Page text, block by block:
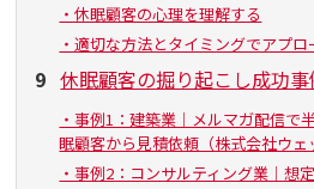
・休眠顧客の心理を理解する
・適切な方法とタイミングでアプロ
9 休眠顧客の掘り起こし成功事
・事例1：建築業｜メルマガ配信で
眠顧客から見積依頼（株式会社ウェ
・事例2：コンサルティング業｜想